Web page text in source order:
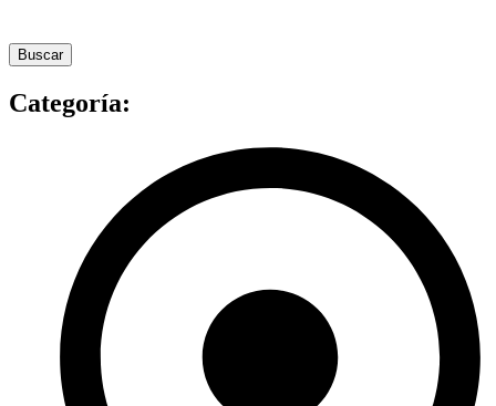
Buscar
Categoría: